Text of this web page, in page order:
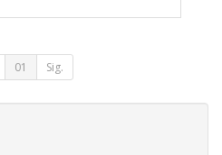
01 Sig.